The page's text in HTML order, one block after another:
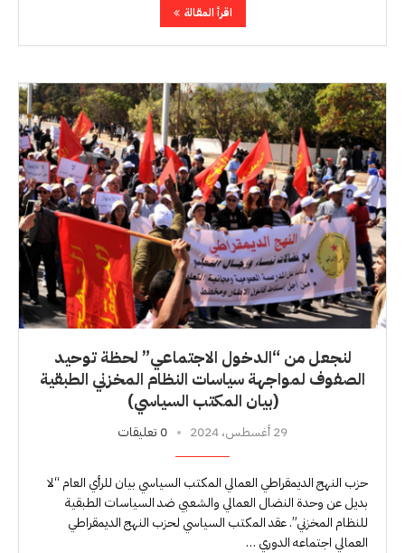
اقرأ المقالة
لنجعل من “الدخول الاجتماعي” لحظة توحيد
الصفوف لمواجهة سياسات النظام المخزني الطبقية
(بيان المكتب السياسي)
29 أغسطس، 2024 0 تعليقات
حزب النهج الديمقراطي العمالي المكتب السياسي بيان للرأي العام “لا
بديل عن وحدة النضال العمالي والشعبي ضد السياسات الطبقية
للنظام المخزني”. عقد المكتب السياسي لحزب النهج الديمقراطي
العمالي اجتماعه الدوري …